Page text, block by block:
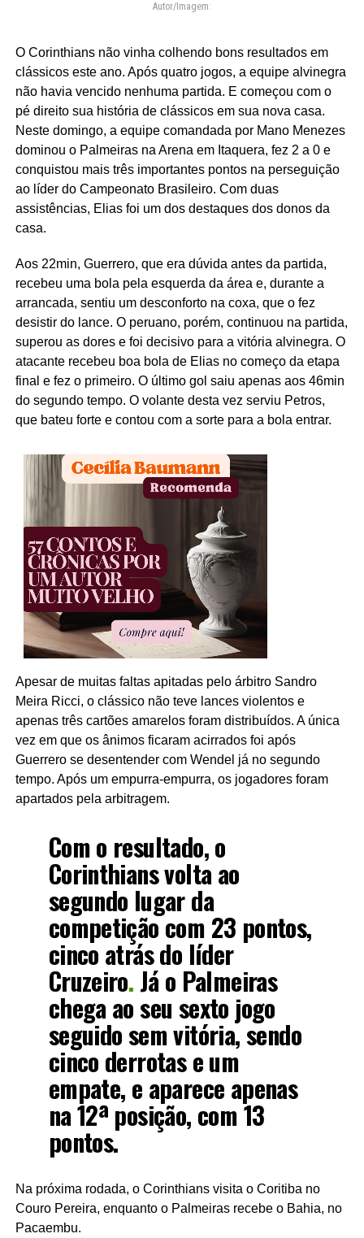
Autor/Imagem:
O Corinthians não vinha colhendo bons resultados em
clássicos este ano. Após quatro jogos, a equipe alvinegra
não havia vencido nenhuma partida. E começou com o
pé direito sua história de clássicos em sua nova casa.
Neste domingo, a equipe comandada por Mano Menezes
dominou o Palmeiras na Arena em Itaquera, fez 2 a 0 e
conquistou mais três importantes pontos na perseguição
ao líder do Campeonato Brasileiro. Com duas
assistências, Elias foi um dos destaques dos donos da
casa.
Aos 22min, Guerrero, que era dúvida antes da partida,
recebeu uma bola pela esquerda da área e, durante a
arrancada, sentiu um desconforto na coxa, que o fez
desistir do lance. O peruano, porém, continuou na partida,
superou as dores e foi decisivo para a vitória alvinegra. O
atacante recebeu boa bola de Elias no começo da etapa
final e fez o primeiro. O último gol saiu apenas aos 46min
do segundo tempo. O volante desta vez serviu Petros,
que bateu forte e contou com a sorte para a bola entrar.
Apesar de muitas faltas apitadas pelo árbitro Sandro
Meira Ricci, o clássico não teve lances violentos e
apenas três cartões amarelos foram distribuídos. A única
vez em que os ânimos ficaram acirrados foi após
Guerrero se desentender com Wendel já no segundo
tempo. Após um empurra-empurra, os jogadores foram
apartados pela arbitragem.
Com o resultado, o
Corinthians volta ao
segundo lugar da
competição com 23 pontos,
cinco atrás do líder
Cruzeiro. Já o Palmeiras
chega ao seu sexto jogo
seguido sem vitória, sendo
cinco derrotas e um
empate, e aparece apenas
na 12ª posição, com 13
pontos.
Na próxima rodada, o Corinthians visita o Coritiba no
Couro Pereira, enquanto o Palmeiras recebe o Bahia, no
Pacaembu.